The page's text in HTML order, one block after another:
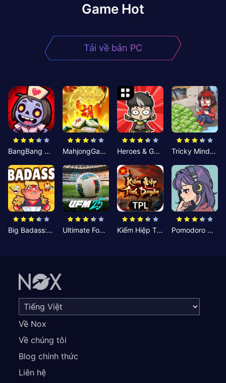
Game Hot
Tải về bản PC
BangBang Zombies:Chiến Shelter MahjongGame Heroes & Gear? Yoink! Tricky Minds: Brainy Puzzle
Big Badass: Game AFK Idle RPG Ultimate Football Manager Kiếm Hiệp Tình Duyên Pomodoro Nhỏ: Giờ Tập Trung
Về Nox
Về chúng tôi
Blog chính thức
Liên hệ